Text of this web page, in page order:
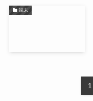
端末
1